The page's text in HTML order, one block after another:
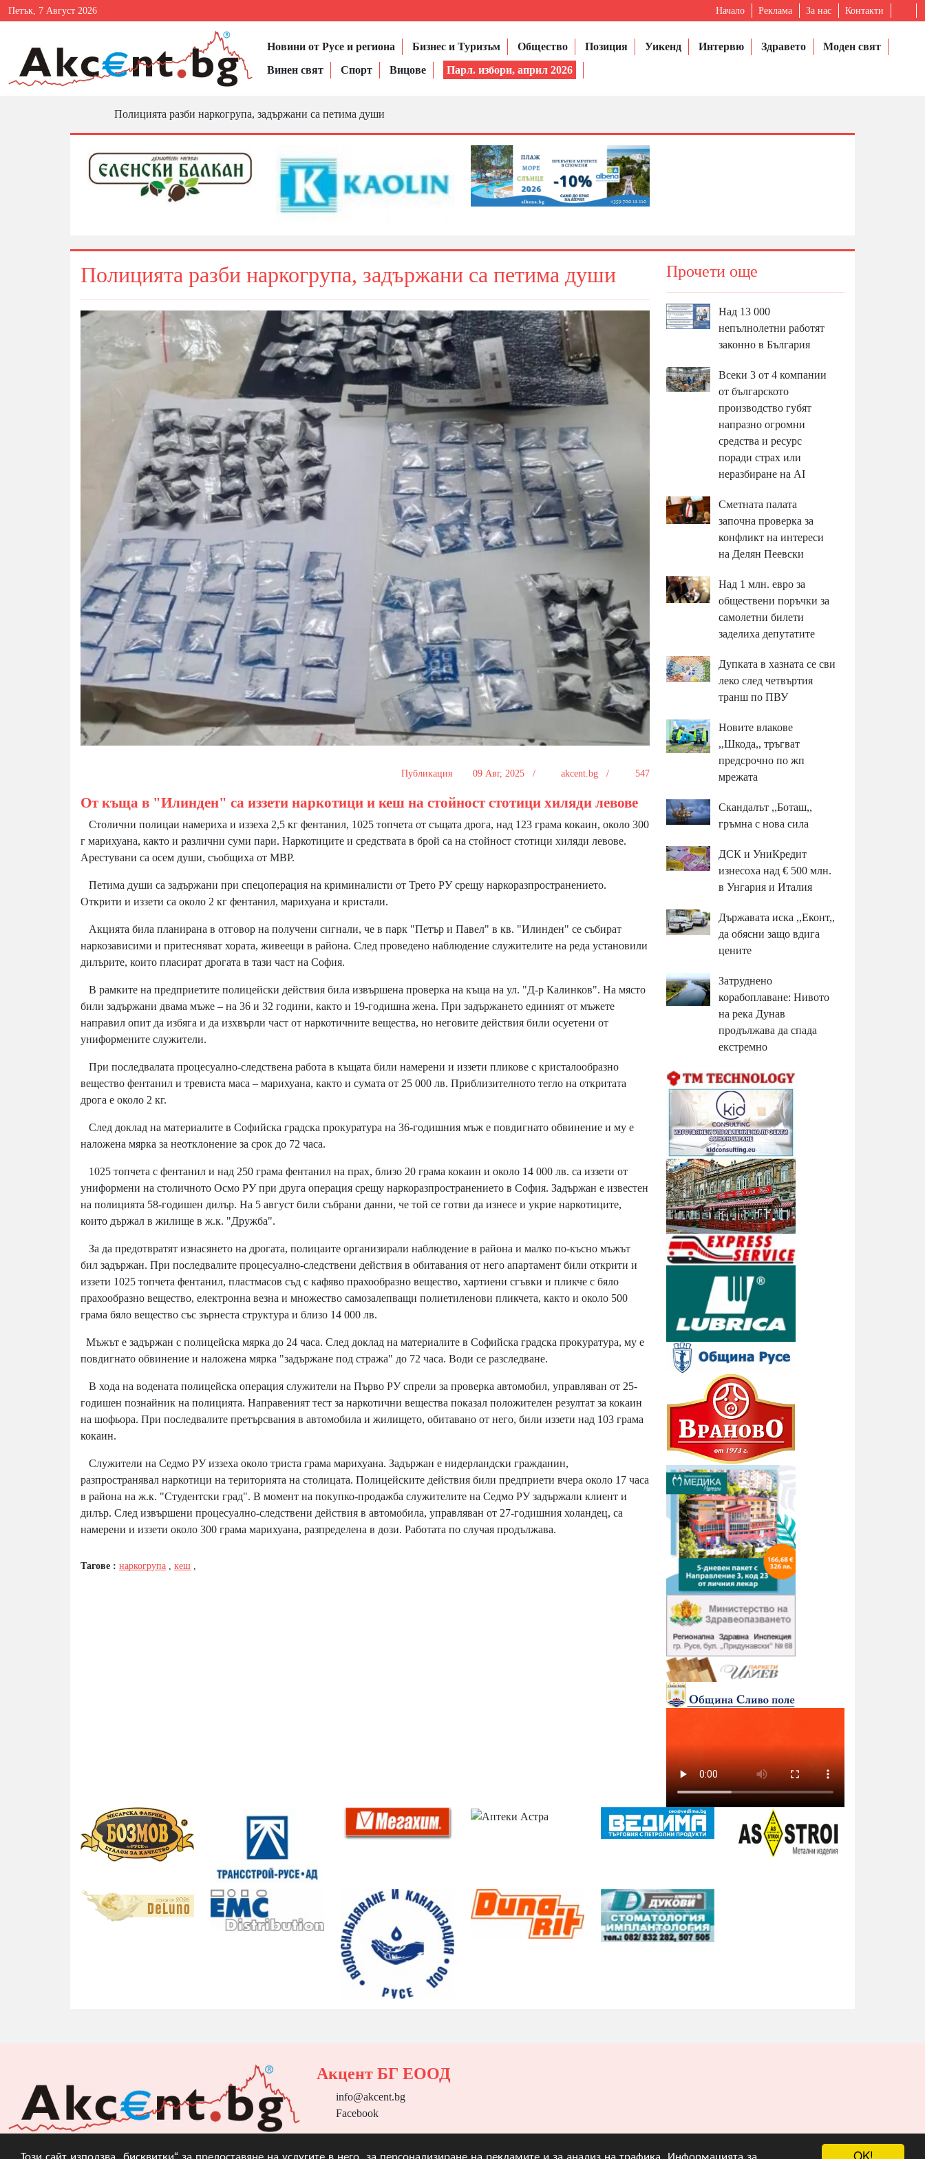
OK!
Този сайт използва „бисквитки“ за предоставяне на услугите в него, за персонализиране на рекламите и за анализ на трафика. Информацията за
Петък, 7 Август 2026 Начало Реклама За нас Контакти
Новини от Русе и региона Бизнес и Туризъм Общество Позиция Уикенд Интервю Здравето
Моден свят
Винен свят
Спорт Вицове Парл. избори, април 2026
Полицията разби наркогрупа, задържани са петима души
Полицията разби наркогрупа, задържани са петима души
Публикация 09 Авг, 2025 / akcent.bg / 547
От къща в "Илинден" са иззети наркотици и кеш на стойност стотици хиляди левове
Столични полицаи намериха и иззеха 2,5 кг фентанил, 1025 топчета от същата дрога, над 123 грама кокаин, около 300
г марихуана, както и различни суми пари. Наркотиците и средствата в брой са на стойност стотици хиляди левове.
Арестувани са осем души, съобщиха от МВР.
Петима души са задържани при спецоперация на криминалисти от Трето РУ срещу наркоразпространението.
Открити и иззети са около 2 кг фентанил, марихуана и кристали.
Акцията била планирана в отговор на получени сигнали, че в парк "Петър и Павел" в кв. "Илинден" се събират
наркозависими и притесняват хората, живеещи в района. След проведено наблюдение служителите на реда установили
дилърите, които пласират дрогата в тази част на София.
В рамките на предприетите полицейски действия била извършена проверка на къща на ул. "Д-р Калинков". На място
били задържани двама мъже – на 36 и 32 години, както и 19-годишна жена. При задържането единият от мъжете
направил опит да избяга и да изхвърли част от наркотичните вещества, но неговите действия били осуетени от
униформените служители.
При последвалата процесуално-следствена работа в къщата били намерени и иззети пликове с кристалообразно
вещество фентанил и тревиста маса – марихуана, както и сумата от 25 000 лв. Приблизителното тегло на откритата
дрога е около 2 кг.
След доклад на материалите в Софийска градска прокуратура на 36-годишния мъж е повдигнато обвинение и му е
наложена мярка за неотклонение за срок до 72 часа.
1025 топчета с фентанил и над 250 грама фентанил на прах, близо 20 грама кокаин и около 14 000 лв. са иззети от
униформени на столичното Осмо РУ при друга операция срещу наркоразпространението в София. Задържан е известен
на полицията 58-годишен дилър. На 5 август били събрани данни, че той се готви да изнесе и укрие наркотиците,
които държал в жилище в ж.к. "Дружба".
За да предотвратят изнасянето на дрогата, полицаите организирали наблюдение в района и малко по-късно мъжът
бил задържан. При последвалите процесуално-следствени действия в обитавания от него апартамент били открити и
иззети 1025 топчета фентанил, пластмасов съд с кафяво прахообразно вещество, хартиени сгъвки и пликче с бяло
прахообразно вещество, електронна везна и множество самозалепващи полиетиленови пликчета, както и около 500
грама бяло вещество със зърнеста структура и близо 14 000 лв.
Мъжът е задържан с полицейска мярка до 24 часа. След доклад на материалите в Софийска градска прокуратура, му е
повдигнато обвинение и наложена мярка "задържане под стража" до 72 часа. Води се разследване.
В хода на водената полицейска операция служители на Първо РУ спрели за проверка автомобил, управляван от 25-
годишен познайник на полицията. Направеният тест за наркотични вещества показал положителен резултат за кокаин
на шофьора. При последвалите претърсвания в автомобила и жилището, обитавано от него, били иззети над 103 грама
кокаин.
Служители на Седмо РУ иззеха около триста грама марихуана. Задържан е нидерландски гражданин,
разпространявал наркотици на територията на столицата. Полицейските действия били предприети вчера около 17 часа
в района на ж.к. "Студентски град". В момент на покупко-продажба служителите на Седмо РУ задържали клиент и
дилър. След извършени процесуално-следствени действия в автомобила, управляван от 27-годишния холандец, са
намерени и иззети около 300 грама марихуана, разпределена в дози. Работата по случая продължава.
Тагове : наркогрупа , кеш ,
Прочети още
Над 13 000
непълнолетни работят
законно в България
Всеки 3 от 4 компании
от българското
производство губят
напразно огромни
средства и ресурс
поради страх или
неразбиране на AI
Сметната палата
започна проверка за
конфликт на интереси
на Делян Пеевски
Над 1 млн. евро за
обществени поръчки за
самолетни билети
заделиха депутатите
Дупката в хазната се сви
леко след четвъртия
транш по ПВУ
Новите влакове
,,Шкода,, тръгват
предсрочно по жп
мрежата
Скандалът ,,Боташ,,
гръмна с нова сила
ДСК и УниКредит
изнесоха над € 500 млн.
в Унгария и Италия
Държавата иска ,,Еконт,,
да обясни защо вдига
цените
Затруднено
корабоплаване: Нивото
на река Дунав
продължава да спада
екстремно
Акцент БГ ЕООД
info@akcent.bg
Facebook